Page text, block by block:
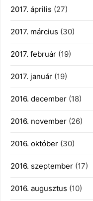
2017. április (27)
2017. március (30)
2017. február (19)
2017. január (19)
2016. december (18)
2016. november (26)
2016. október (30)
2016. szeptember (17)
2016. augusztus (10)